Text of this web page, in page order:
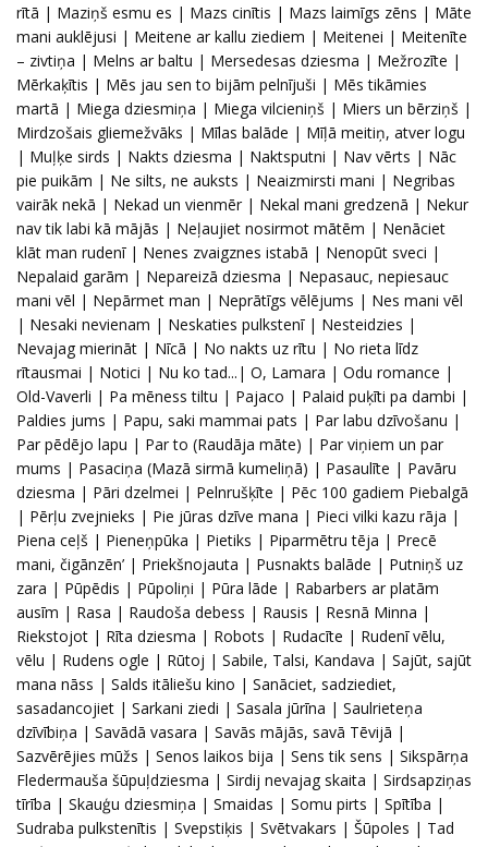
rītā | Maziņš esmu es | Mazs cinītis | Mazs laimīgs zēns | Māte
mani auklējusi | Meitene ar kallu ziediem | Meitenei | Meitenīte
– zivtiņa | Melns ar baltu | Mersedesas dziesma | Mežrozīte |
Mērkaķītis | Mēs jau sen to bijām pelnījuši | Mēs tikāmies
martā | Miega dziesmiņa | Miega vilcieniņš | Miers un bērziņš |
Mirdzošais gliemežvāks | Mīlas balāde | Mīļā meitiņ, atver logu
| Muļķe sirds | Nakts dziesma | Naktsputni | Nav vērts | Nāc
pie puikām | Ne silts, ne auksts | Neaizmirsti mani | Negribas
vairāk nekā | Nekad un vienmēr | Nekal mani gredzenā | Nekur
nav tik labi kā mājās | Neļaujiet nosirmot mātēm | Nenāciet
klāt man rudenī | Nenes zvaigznes istabā | Nenopūt sveci |
Nepalaid garām | Nepareizā dziesma | Nepasauc, nepiesauc
mani vēl | Nepārmet man | Neprātīgs vēlējums | Nes mani vēl
| Nesaki nevienam | Neskaties pulkstenī | Nesteidzies |
Nevajag mierināt | Nīcā | No nakts uz rītu | No rieta līdz
rītausmai | Notici | Nu ko tad...| O, Lamara | Odu romance |
Old-Vaverli | Pa mēness tiltu | Pajaco | Palaid puķīti pa dambi |
Paldies jums | Papu, saki mammai pats | Par labu dzīvošanu |
Par pēdējo lapu | Par to (Raudāja māte) | Par viņiem un par
mums | Pasaciņa (Mazā sirmā kumeliņā) | Pasaulīte | Pavāru
dziesma | Pāri dzelmei | Pelnrušķīte | Pēc 100 gadiem Piebalgā
| Pērļu zvejnieks | Pie jūras dzīve mana | Pieci vilki kazu rāja |
Piena ceļš | Pieneņpūka | Pietiks | Piparmētru tēja | Precē
mani, čigānzēn’ | Priekšnojauta | Pusnakts balāde | Putniņš uz
zara | Pūpēdis | Pūpoliņi | Pūra lāde | Rabarbers ar platām
ausīm | Rasa | Raudoša debess | Rausis | Resnā Minna |
Riekstojot | Rīta dziesma | Robots | Rudacīte | Rudenī vēlu,
vēlu | Rudens ogle | Rūtoj | Sabile, Talsi, Kandava | Sajūt, sajūt
mana nāss | Salds itāliešu kino | Sanāciet, sadziediet,
sasadancojiet | Sarkani ziedi | Sasala jūrīna | Saulrieteņa
dzīvībiņa | Savādā vasara | Savās mājās, savā Tēvijā |
Sazvērējies mūžs | Senos laikos bija | Sens tik sens | Sikspārņa
Fledermauša šūpuļdziesma | Sirdij nevajag skaita | Sirdsapziņas
tīrība | Skauģu dziesmiņa | Smaidas | Somu pirts | Spītība |
Sudraba pulkstenītis | Svepstiķis | Svētvakars | Šūpoles | Tad